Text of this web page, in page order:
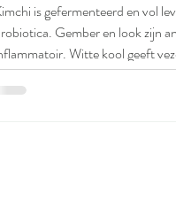
is gefermenteerd en vol
Gember en look zijn
Witte kool geeft
meest huidvriendelijke recept
probeer al een hele poos elke dag